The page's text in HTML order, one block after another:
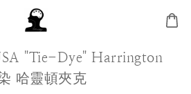
"Tie-Dye" Harrington
哈靈頓夾克